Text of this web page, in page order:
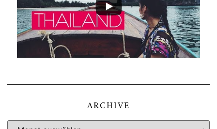
ARCHIVE